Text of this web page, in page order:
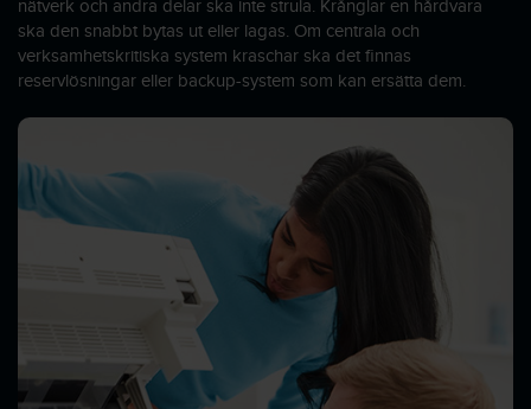
nätverk och andra delar ska inte strula. Krånglar en hårdvara
ska den snabbt bytas ut eller lagas. Om centrala och
verksamhetskritiska system kraschar ska det finnas
reservlösningar eller backup-system som kan ersätta dem.